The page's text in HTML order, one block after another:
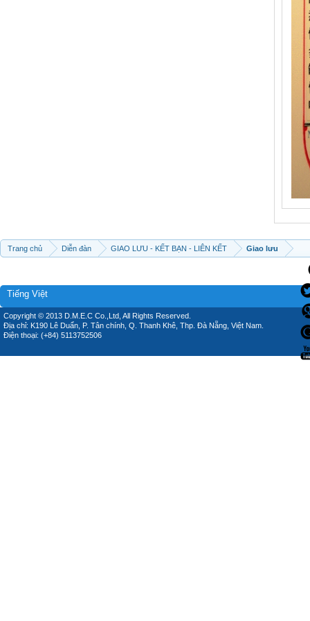
Trang chủ Diễn đàn GIAO LƯU - KẾT BẠN - LIÊN KẾT Giao lưu
Tiếng Việt
Copyright © 2013 D.M.E.C Co.,Ltd, All Rights Reserved.
Địa chỉ: K190 Lê Duẩn, P. Tân chính, Q. Thanh Khê, Thp. Đà Nẵng, Việt Nam.
Điện thoại: (+84) 5113752506